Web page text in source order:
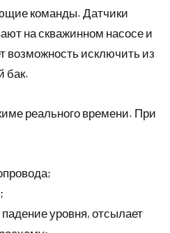
команды. Датчики
на скважинном насосе и
возможность исключить из
бак.
реального времени. При
падение уровня, отсылает